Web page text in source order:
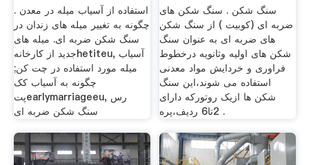
استفاده از آسیاب میله در معدن .
چگونه به تغییر میله های زندان در
سنگ شکن ضربه ای. میله های
جدید از کارخانهhetiteu, آسیاب
میله مورد استفاده در چت کن;
چگونه به آسیاب کک
پتearlymarriageeu, رس
سنگ شکن ضربه ای
سنگ شکن . سنگ شکن های
ضربه ای (کوبیت ) از سنگ شکن
های ضربه ای به عنوان سنگ
شکن های اولیه وثانویه درخطوط
فراوری و خردایش مواد معدنی
استفاده می شوند،این سنگ
شکن ها ازیک روتورکه دارای
2تا6 ردیف،پره .